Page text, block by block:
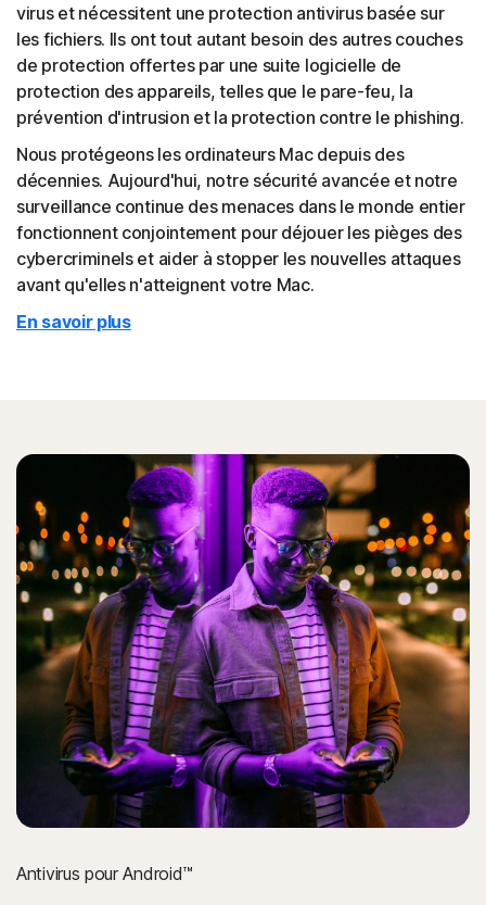
virus et nécessitent une protection antivirus basée sur
les fichiers. Ils ont tout autant besoin des autres couches
de protection offertes par une suite logicielle de
protection des appareils, telles que le pare-feu, la
prévention d'intrusion et la protection contre le phishing.
Nous protégeons les ordinateurs Mac depuis des
décennies. Aujourd'hui, notre sécurité avancée et notre
surveillance continue des menaces dans le monde entier
fonctionnent conjointement pour déjouer les pièges des
cybercriminels et aider à stopper les nouvelles attaques
avant qu'elles n'atteignent votre Mac.
En savoir plus
Antivirus pour Android™